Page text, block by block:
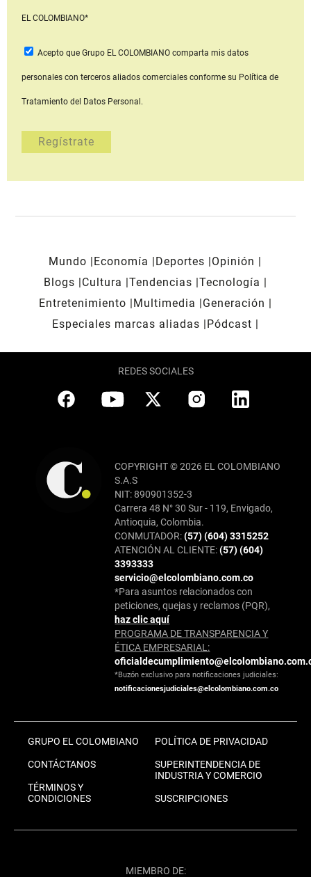
EL COLOMBIANO*
Acepto que Grupo EL COLOMBIANOcomparta mis datos
personales con terceros aliados comerciales conforme su Política de
Tratamiento del Datos Personal.
Mundo Economía Deportes
Opinión
Blogs
Cultura Tendencias Tecnología
Entretenimiento
Multimedia
Generación
Especiales marcas aliadas
Pódcast
REDES SOCIALES
COPYRIGHT © 2026 EL COLOMBIANO
S.A.S
NIT: 890901352-3
Carrera 48 N° 30 Sur - 119, Envigado,
Antioquia, Colombia.
CONMUTADOR:(57) (604) 3315252
ATENCIÓN AL CLIENTE:(57) (604)
3393333
servicio@elcolombiano.com.co
*Para asuntos relacionados con
peticiones, quejas y reclamos (PQR),
haz clic aquí
PROGRAMA DE TRANSPARENCIA Y
ÉTICA EMPRESARIAL:
*Buzón exclusivo para notificaciones judiciales:
notificacionesjudiciales@elcolombiano.com.co
GRUPO EL COLOMBIANO
CONTÁCTANOS
TÉRMINOS Y
CONDICIONES
POLÍTICA DE PRIVACIDAD
SUPERINTENDENCIA DE
INDUSTRIA Y COMERCIO
SUSCRIPCIONES
MIEMBRO DE: